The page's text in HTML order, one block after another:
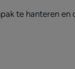
te hanteren en